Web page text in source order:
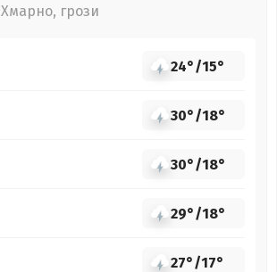
Хмарно, грози
24°/15°
30°/18°
30°/18°
29°/18°
27°/17°